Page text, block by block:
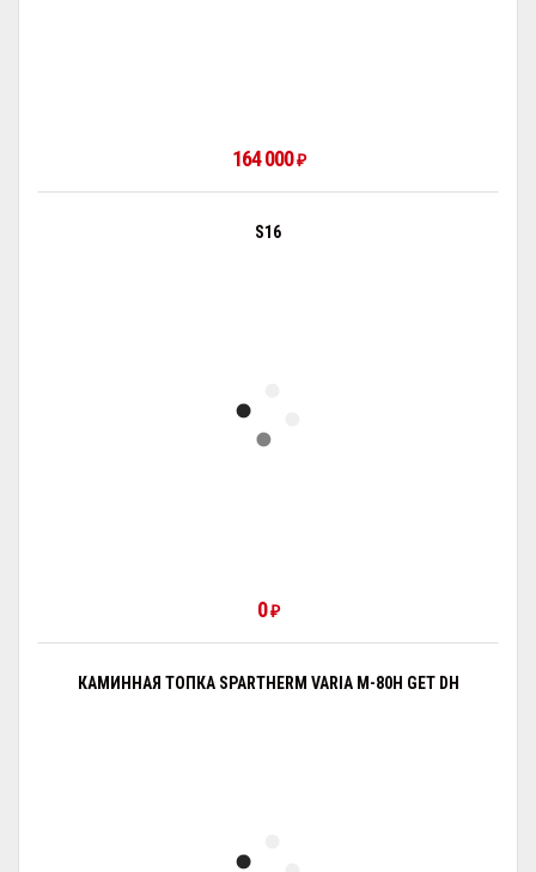
164 000₽
S16
0₽
КАМИННАЯ ТОПКА SPARTHERM VARIA M-80H GET DH